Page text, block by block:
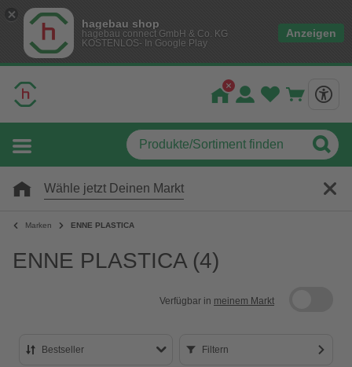
hagebau shop
hagebau connect GmbH & Co. KG
KOSTENLOS- In Google Play
Anzeigen
Wähle jetzt Deinen Markt
Marken ENNE PLASTICA
ENNE PLASTICA(4)
Verfügbar in meinem Markt
Bestseller Filtern